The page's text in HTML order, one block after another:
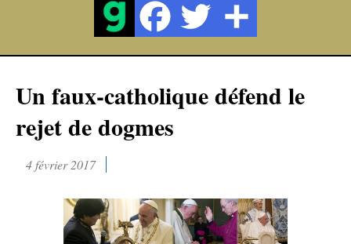
Un faux-catholique défend le
rejet de dogmes
4 février 2017